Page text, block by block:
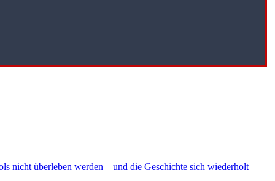
nicht überleben werden – und die Geschichte sich wiederholt